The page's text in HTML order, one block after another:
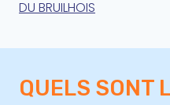
DU BRUILHOIS
QUELS SONT